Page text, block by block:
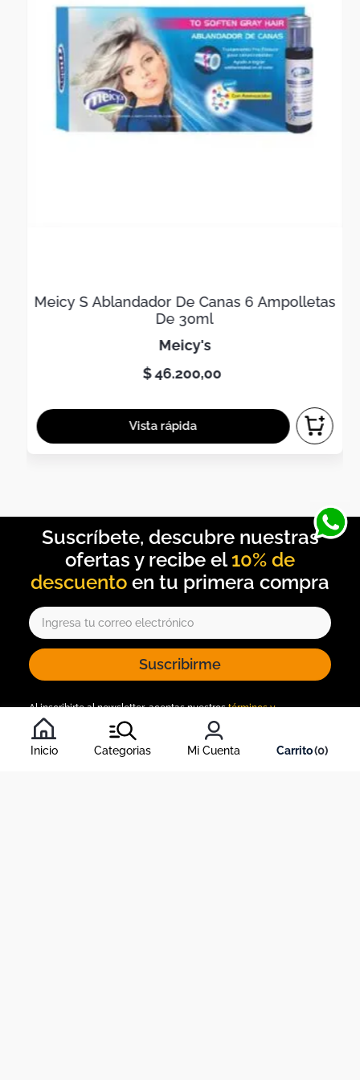
Inicio Categorias Mi Cuenta 0
Meicy S Ablandador De Canas 6 Ampolletas
De 30ml
meicy's
$46.200,00
10% de
descuento
Suscribirme
Al inscribirte al newsletter, aceptas nuestrostérminos y
condiciones
, y nuestra política de tratamiento de información